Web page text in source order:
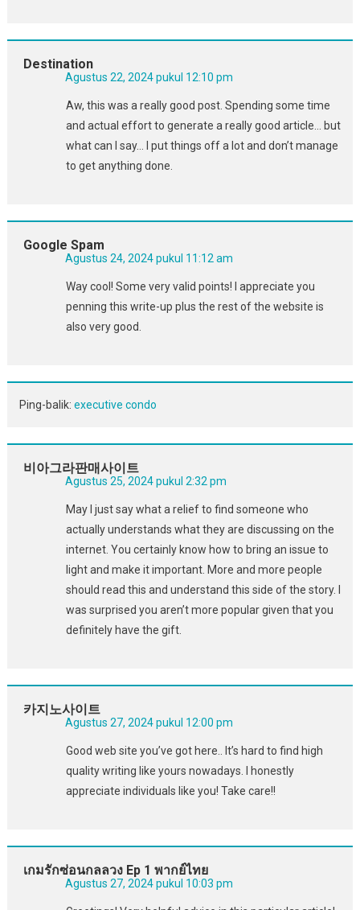
Destination
Agustus 22, 2024 pukul 12:10 pm
Aw, this was a really good post. Spending some time
and actual effort to generate a really good article… but
what can I say… I put things off a lot and don’t manage
to get anything done.
Google Spam
Agustus 24, 2024 pukul 11:12 am
Way cool! Some very valid points! I appreciate you
penning this write-up plus the rest of the website is
also very good.
Ping-balik: executive condo
비아그라판매사이트
Agustus 25, 2024 pukul 2:32 pm
May I just say what a relief to find someone who
actually understands what they are discussing on the
internet. You certainly know how to bring an issue to
light and make it important. More and more people
should read this and understand this side of the story. I
was surprised you aren’t more popular given that you
definitely have the gift.
카지노사이트
Agustus 27, 2024 pukul 12:00 pm
Good web site you’ve got here.. It’s hard to find high
quality writing like yours nowadays. I honestly
appreciate individuals like you! Take care!!
เกมรักซ่อนกลลวง Ep 1 พากย์ไทย
Agustus 27, 2024 pukul 10:03 pm